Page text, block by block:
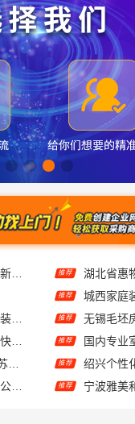
武汉周边闪电施工居家装修一楼带院，本地快装（湖北）科技有限公司
东钢科技304不锈钢家具定制工厂怎么样江苏东钢金属科技有限公司
家美装修全屋靠谱，嘉兴家美建材科技有限公司一站式省心
江苏靠谱家装口碑怎么样 常州宜居佳装饰工程有限公司
推荐
推荐
推荐
推荐
推荐
推荐